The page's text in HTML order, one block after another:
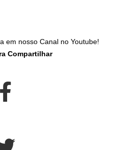
em nosso Canal no Youtube!
Compartilhar